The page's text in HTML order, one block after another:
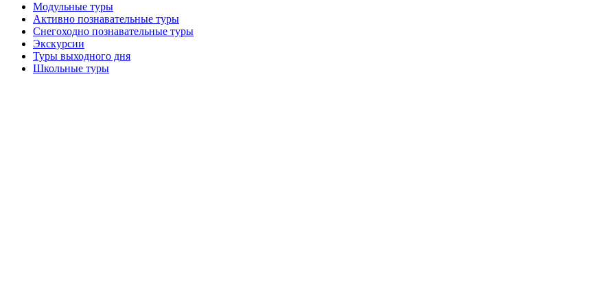
Модульные туры
Активно познавательные туры
Снегоходно познавательные туры
Экскурсии
Туры выходного дня
Школьные туры